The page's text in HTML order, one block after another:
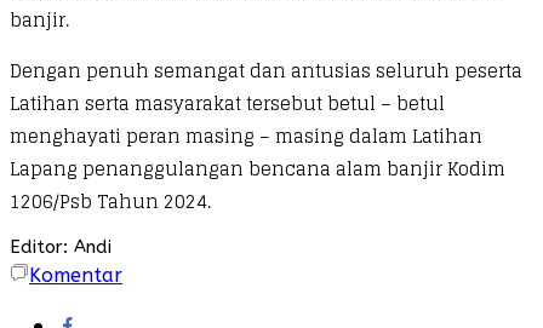
banjir.
Dengan penuh semangat dan antusias seluruh peserta
Latihan serta masyarakat tersebut betul – betul
menghayati peran masing – masing dalam Latihan
Lapang penanggulangan bencana alam banjir Kodim
1206/Psb Tahun 2024.
Editor: Andi
Komentar